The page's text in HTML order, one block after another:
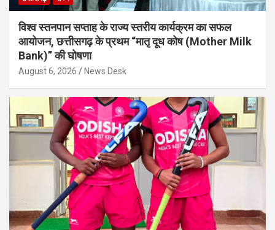
विश्व स्तनपान सप्ताह के राज्य स्तरीय कार्यक्रम का सफल
आयोजन, छत्तीसगढ़ के प्रथम “मातृ दूध कोष (Mother Milk
Bank)” की घोषणा
August 6, 2026 News Desk